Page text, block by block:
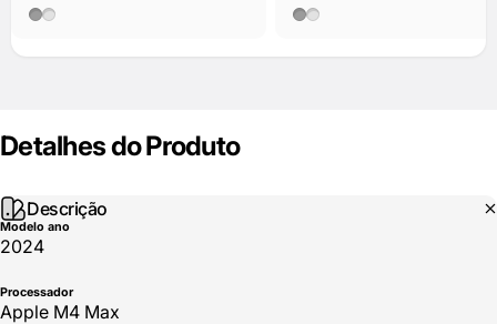
Cinza Espacial
Prata Cinza Espacial
Prata
DetalhesdoProduto
Descrição
Modelo ano
2024
Processador
Apple M4 Max